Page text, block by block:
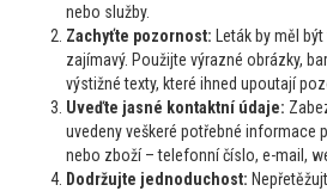
nebo služby.
Zachyťte pozornost: Leták by měl
zajímavý. Použijte výrazné obrázky,
výstižné texty, které ihned upoutají
Uveďte jasné kontaktní údaje:
uvedeny veškeré potřebné informace
nebo zboží – telefonní číslo, e-mail,
Dodržujte jednoduchost: